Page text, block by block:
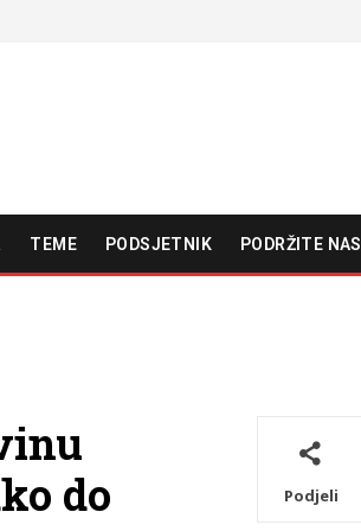
TEME PODSJETNIK PODRŽITE NAS
do
Podjeli